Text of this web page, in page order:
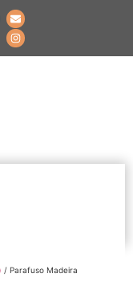
/ Parafuso Madeira